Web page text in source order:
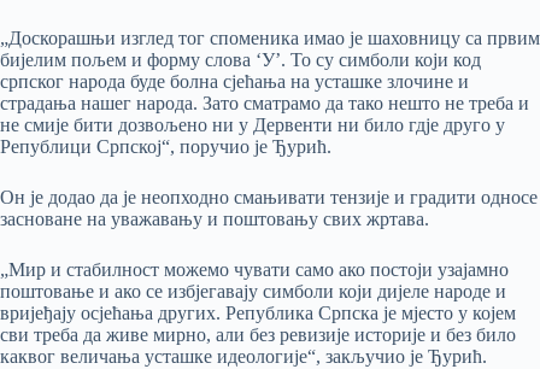
„Доскорашњи изглед тог споменика имао је шаховницу са првим
бијелим пољем и форму слова ‘У’. То су симболи који код
српског народа буде болна сјећања на усташке злочине и
страдања нашег народа. Зато сматрамо да тако нешто не треба и
не смије бити дозвољено ни у Дервенти ни било гдје друго у
Републици Српској“, поручио је Ђурић.
Он је додао да је неопходно смањивати тензије и градити односе
засноване на уважавању и поштовању свих жртава.
„Мир и стабилност можемо чувати само ако постоји узајамно
поштовање и ако се избјегавају симболи који дијеле народе и
вријеђају осјећања других. Република Српска је мјесто у којем
сви треба да живе мирно, али без ревизије историје и без било
каквог величања усташке идеологије“, закључио је Ђурић.